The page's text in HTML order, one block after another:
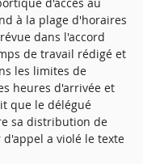
à la plage d'horaires
dans l'accord
de travail rédigé et
les limites de
heures d'arrivée et
que le délégué
sa distribution de
a violé le texte